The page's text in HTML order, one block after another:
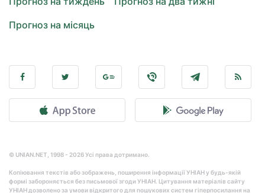
Прогноз на місяць
© UNIAN.NET, 1998 - 2026 Усі права дотримано.
Копіювання текстів або зображень, поширення інформації УНІАН у будь-якій
формі забороняється без письмової згоди УНІАН. Цитування матеріалів сайту
УНІАН дозволено за умови відкритого для пошукових систем гіперпосилання на